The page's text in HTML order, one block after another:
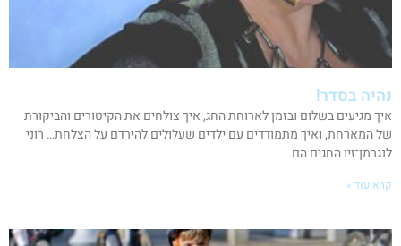
נהיה בסדר!
איך מגיעים בשלום ובזמן לארוחת החג, איך צולחים את הקיטורים והביקורת
של המארחת, ואיך מתמודדים עם ילדים שעלולים להירדם על הצלחת… רוני
לנגרמן־זיו החגים הם
קרא עוד »